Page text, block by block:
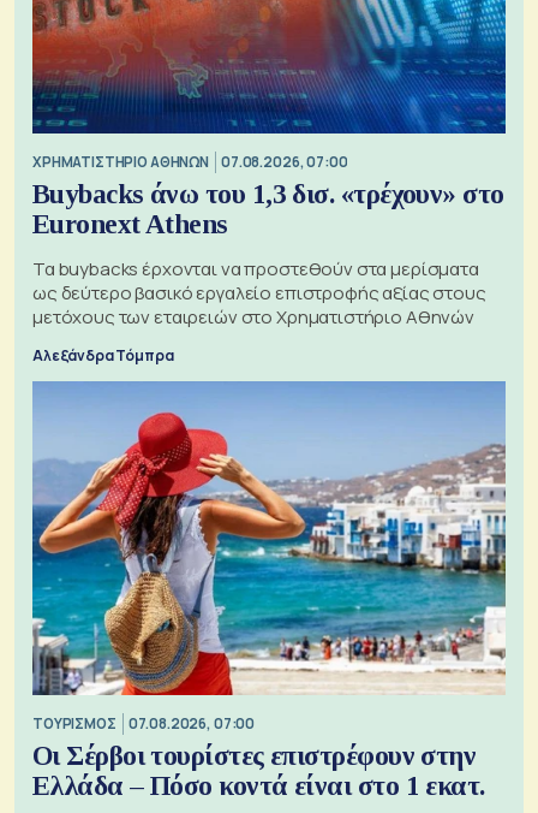
XΡΗΜΑΤΙΣΤΗΡΙΟ ΑΘΗΝΩΝ 07.08.2026, 07:00
Buybacks άνω του 1,3 δισ. «τρέχουν» στο
Euronext Athens
Τα buybacks έρχονται να προστεθούν στα μερίσματα
ως δεύτερο βασικό εργαλείο επιστροφής αξίας στους
μετόχους των εταιρειών στο Χρηματιστήριο Αθηνών
Αλεξάνδρα Τόμπρα
ΤΟΥΡΙΣΜΟΣ 07.08.2026, 07:00
Οι Σέρβοι τουρίστες επιστρέφουν στην
Ελλάδα – Πόσο κοντά είναι στο 1 εκατ.